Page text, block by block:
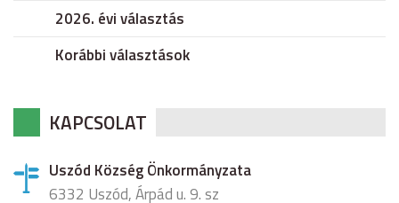
2026. évi választás
Korábbi választások
KAPCSOLAT
Uszód Község Önkormányzata
6332 Uszód, Árpád u. 9. sz